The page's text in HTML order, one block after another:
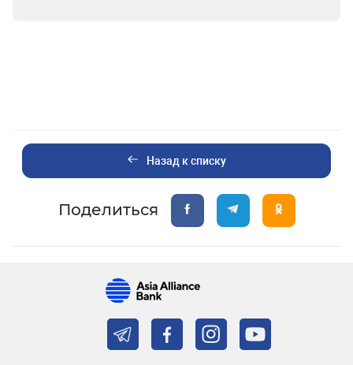
Назад к списку
Поделиться